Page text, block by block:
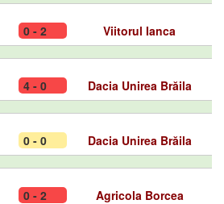
0 - 2 Viitorul Ianca
4 - 0 Dacia Unirea Brăila
0 - 0 Dacia Unirea Brăila
0 - 2 Agricola Borcea